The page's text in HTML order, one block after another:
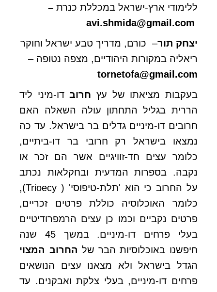
ללימודי ארץ-ישראל במכללת כנרת –
avi.shmida@gmail.com
יצחק תור– כורם, מדריך טבע ישראל וחוקר
ריאליה במקורות היהודיים, מצפה נטופה –
tornetofa@gmail.com
בעקבות מציאתו של עץ חרובדו-מיני ליד
הררית בגליל התחתון עולה השאלה האם
חרובים דו-מיניים גדלים בר בישראל. עד כה
נמצאו בישראל רק חרובי בר דו-ביתיים,
כלומר עצים חד-זוויגיים אשר הם זכר או
נקבה. בספרות המדעית ובחקלאות נכתב
על החרוב כי הוא 'תלת-טיפוסי' ( Trioecy),
כלומר האוכלוסיה כוללת פרטים זכריים,
פרטים נקביים וכמו כן עצים הרמפרודיטיים
בעלי פרחים דו-מיניים. במשך 45 שנה
חיפשנו באוכלוסיות הבר של החרוב המצוי
הגדל בישראל ולא מצאנו עצים הנושאים
פרחים דו-מיניים, בעלי צלקת ואבקנים. עד